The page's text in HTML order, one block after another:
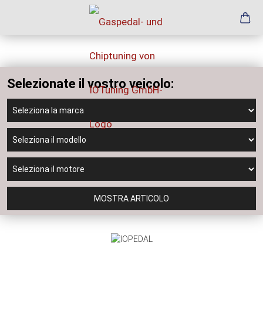
Selezionate il vostro veicolo:
MOSTRA ARTICOLO